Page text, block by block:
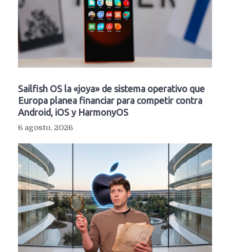
Sailfish OS la «joya» de sistema operativo que
Europa planea financiar para competir contra
Android, iOS y HarmonyOS
6 agosto, 2026